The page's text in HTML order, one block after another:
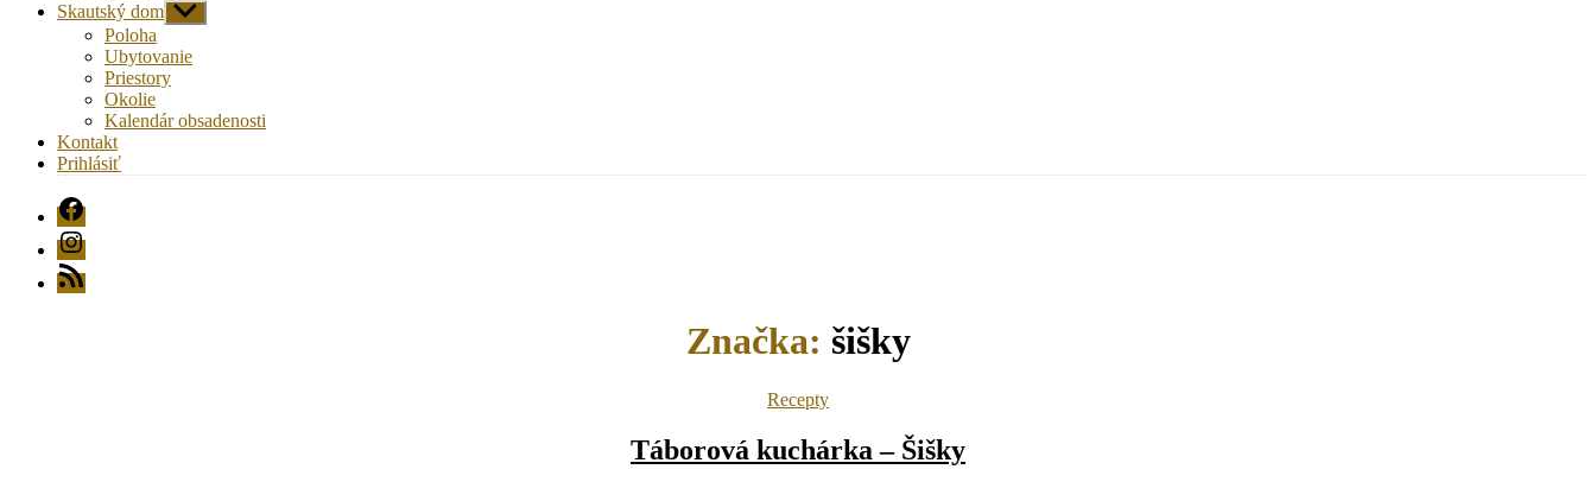
Skautský dom Zobraziť
druhú
úroveň
navigácie
Poloha
Ubytovanie
Priestory
Okolie
Kalendár obsadenosti
Kontakt
Prihlásiť
FB
Instagram
RSS
Značka: šišky
Kategórie
Recepty
Táborová kuchárka – Šišky